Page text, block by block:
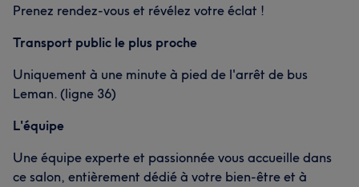
Prenez rendez-vous et révélez votre éclat !
Transport public le plus proche
Uniquement à une minute à pied de l'arrêt de bus
Leman. (ligne 36)
L'équipe
Une équipe experte et passionnée vous accueille dans
ce salon, entièrement dédié à votre bien-être et à